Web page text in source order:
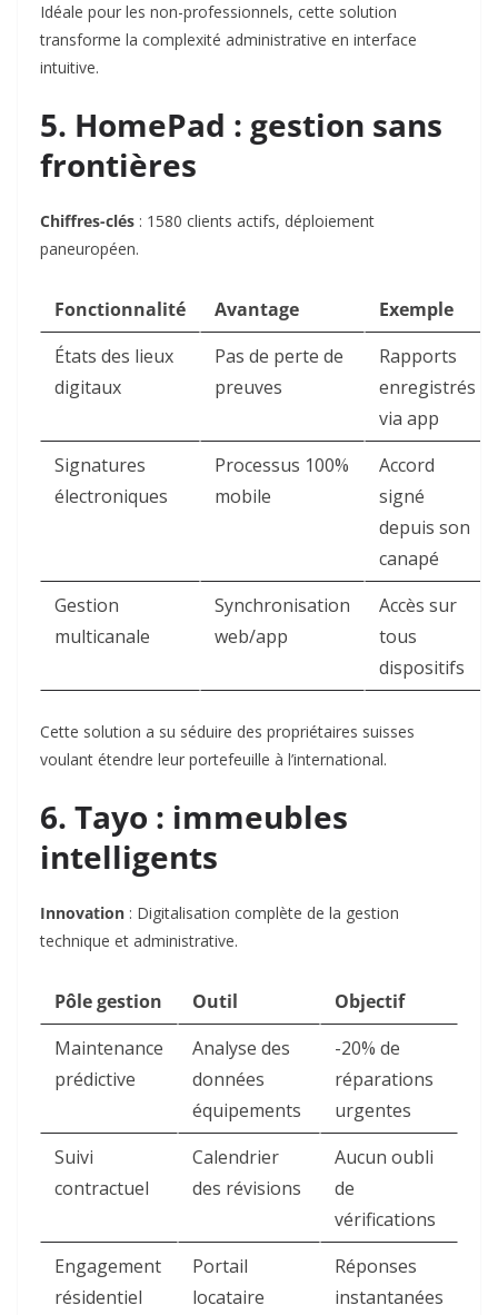
Idéale pour les non-professionnels, cette solution
transforme la complexité administrative en interface
intuitive.
5. HomePad : gestion sans
frontières
Chiffres-clés : 1580 clients actifs, déploiement
paneuropéen.
Fonctionnalité Avantage
Exemple
États des lieux
digitaux
Pas de perte de
preuves
Rapports
enregistrés
via app
Signatures
électroniques
Processus 100%
mobile
Accord
signé
depuis son
canapé
Gestion
multicanale
Synchronisation
web/app
Accès sur
tous
dispositifs
Cette solution a su séduire des propriétaires suisses
voulant étendre leur portefeuille à l’international.
6. Tayo : immeubles
intelligents
Innovation : Digitalisation complète de la gestion
technique et administrative.
Pôle gestion Outil
Objectif
Maintenance
prédictive
Analyse des
données
équipements
-20% de
réparations
urgentes
Suivi
contractuel
Calendrier
des révisions
Aucun oubli
de
vérifications
Engagement
résidentiel
Portail
locataire
Réponses
instantanées